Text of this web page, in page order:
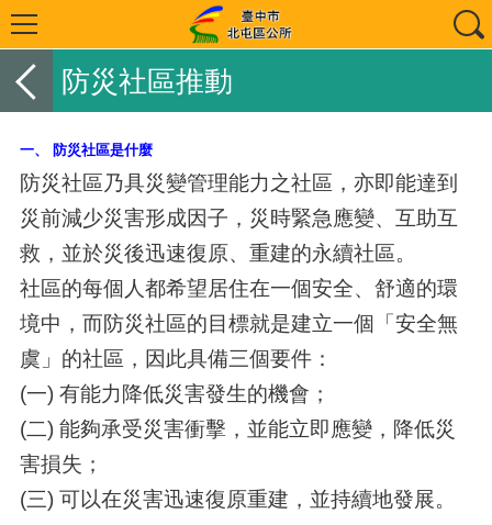
防災社區推動
一、 防災社區是什麼
防災社區乃具災變管理能力之社區，亦即能達到
災前減少災害形成因子，災時緊急應變、互助互
救，並於災後迅速復原、重建的永續社區。
社區的每個人都希望居住在一個安全、舒適的環
境中，而防災社區的目標就是建立一個「安全無
虞」的社區，因此具備三個要件：
(一) 有能力降低災害發生的機會；
(二) 能夠承受災害衝擊，並能立即應變，降低災
害損失；
(三) 可以在災害迅速復原重建，並持續地發展。